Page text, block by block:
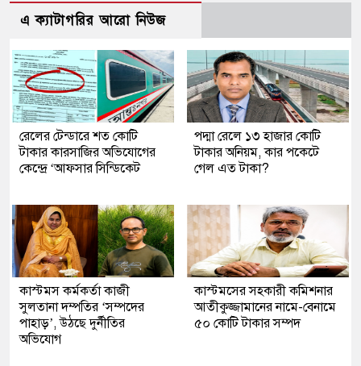
এ ক্যাটাগরির আরো নিউজ
রেলের টেন্ডারে শত কোটি
টাকার কারসাজির অভিযোগের
কেন্দ্রে ‘আফসার সিন্ডিকেট
পদ্মা রেলে ১৩ হাজার কোটি
টাকার অনিয়ম, কার পকেটে
গেল এত টাকা?
কাস্টমস কর্মকর্তা কাজী
সুলতানা দম্পতির ‘সম্পদের
পাহাড়’, উঠছে দুর্নীতির
অভিযোগ
কাস্টমসের সহকারী কমিশনার
আতীকুজ্জামানের নামে-বেনামে
৫০ কোটি টাকার সম্পদ